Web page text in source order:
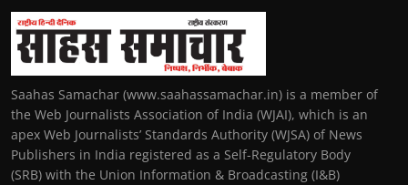
Saahas Samachar (www.saahassamachar.in) is a member of
the Web Journalists Association of India (WJAI), which is an
apex Web Journalists’ Standards Authority (WJSA) of News
Publishers in India registered as a Self-Regulatory Body
(SRB) with the Union Information & Broadcasting (I&B)